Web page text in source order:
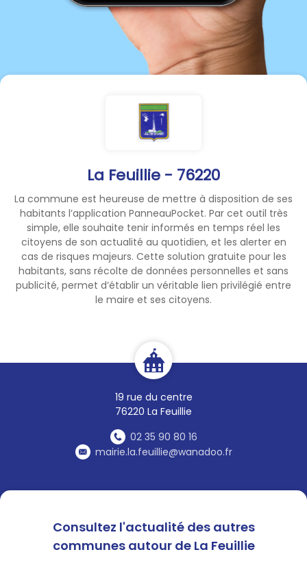
La Feuillie - 76220
La commune est heureuse de mettre à disposition de ses
habitants l’application PanneauPocket. Par cet outil très
simple, elle souhaite tenir informés en temps réel les
citoyens de son actualité au quotidien, et les alerter en
cas de risques majeurs. Cette solution gratuite pour les
habitants, sans récolte de données personnelles et sans
publicité, permet d’établir un véritable lien privilégié entre
le maire et ses citoyens.
19 rue du centre
76220 La Feuillie
02 35 90 80 16
mairie.la.feuillie@wanadoo.fr
Consultez l'actualité des autres
communes autour de La Feuillie